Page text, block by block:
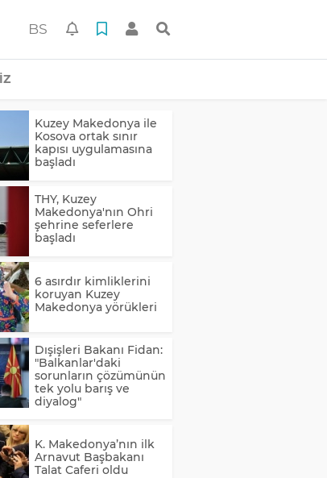
BS
Kuzey Makedonya ile
Kosova ortak sınır
kapısı uygulamasına
başladı
THY, Kuzey
Makedonya'nın Ohri
şehrine seferlere
başladı
6 asırdır kimliklerini
koruyan Kuzey
Makedonya yörükleri
Dışişleri Bakanı Fidan:
"Balkanlar'daki
sorunların çözümünün
tek yolu barış ve
diyalog"
K. Makedonya’nın ilk
Arnavut Başbakanı
Talat Caferi oldu